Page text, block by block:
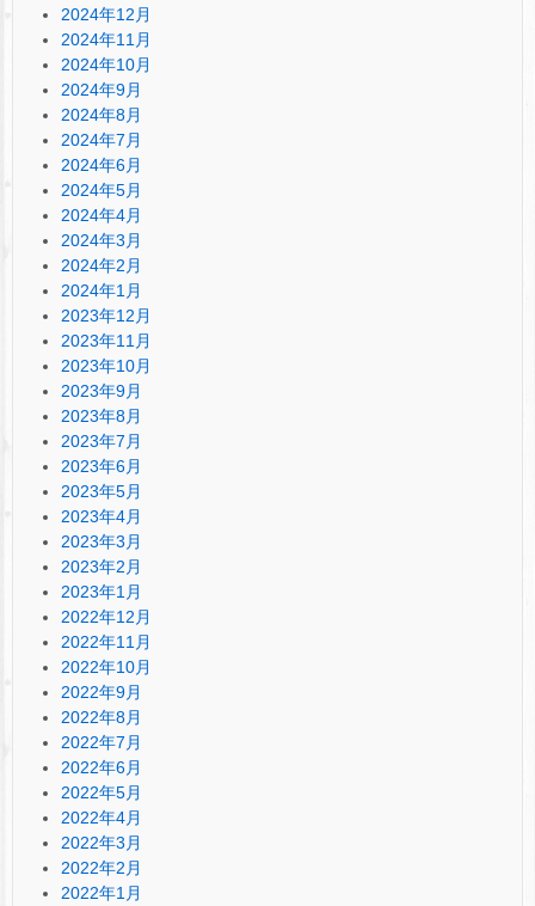
2024年12月
2024年11月
2024年10月
2024年9月
2024年8月
2024年7月
2024年6月
2024年5月
2024年4月
2024年3月
2024年2月
2024年1月
2023年12月
2023年11月
2023年10月
2023年9月
2023年8月
2023年7月
2023年6月
2023年5月
2023年4月
2023年3月
2023年2月
2023年1月
2022年12月
2022年11月
2022年10月
2022年9月
2022年8月
2022年7月
2022年6月
2022年5月
2022年4月
2022年3月
2022年2月
2022年1月